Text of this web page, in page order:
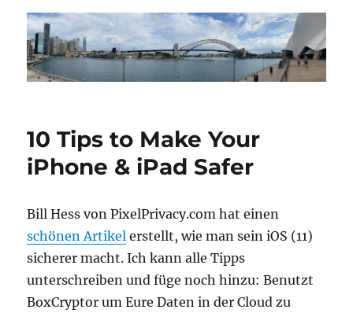
10 Tips to Make Your
iPhone & iPad Safer
Bill Hess von PixelPrivacy.com hat einen
schönen Artikel erstellt, wie man sein iOS (11)
sicherer macht. Ich kann alle Tipps
unterschreiben und füge noch hinzu: Benutzt
BoxCryptor um Eure Daten in der Cloud zu